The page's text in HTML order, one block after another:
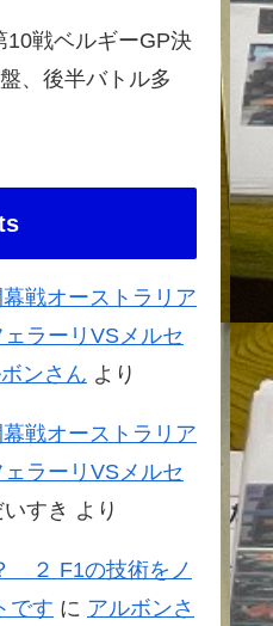
10戦ベルギーGP決
、後半バトル多
戦オーストラリア
ラーリVSメルセ
ンさん より
戦オーストラリア
ラーリVSメルセ
すき より
２ F1の技術をノ
です に アルボンさ